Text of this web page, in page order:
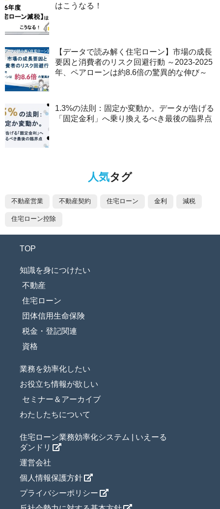
はこうなる！
【データで読み解く住宅ローン】市場の成長
要因と消費者のリスク回避行動 ～2023-2025
年、ペアローンは約8.6倍の驚異的な伸び～
1.3%の法則：固定か変動か。データが告げる
「固定金利」へ乗り換えるべき最後の臨界点
人気タグ
不動産営業 不動産契約 住宅ローン 金利 減税
住宅ローン控除
TOP
知識を身につけたい
不動産
住宅ローン
団体信用生命保険
税金・登記関連
資格
業務を効率化したい
お役立ち情報が欲しい
セミナー＆アーカイブ
わたしたちについて
住宅ローン業務効率化システム | いえーる
ダンドリ
運営会社
個人情報保護方針
プライバシーポリシー